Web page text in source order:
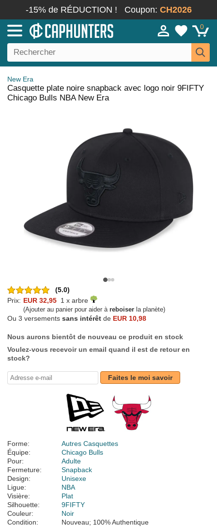
-15% de RÉDUCTION ! Coupon: CH2026
0
New Era
Casquette plate noire snapback avec logo noir 9FIFTY
Chicago Bulls NBA New Era
(5.0)
Prix: EUR 32,95 1 x arbre
(Ajouter au panier pour aider à reboiser la planète)
Ou 3 versements sans intérêt de EUR 10,98
Nous aurons bientôt de nouveau ce produit en stock
Voulez-vous recevoir un email quand il est de retour en
stock?
Faites le moi savoir
Forme:
Autres Casquettes
Équipe:
Chicago Bulls
Pour:
Adulte
Fermeture:
Snapback
Design:
Unisexe
Ligue:
NBA
Visière:
Plat
Silhouette:
9FIFTY
Couleur:
Noir
Condition:
Nouveau; 100% Authentique